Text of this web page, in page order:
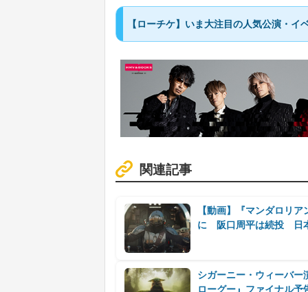
【ローチケ】いま大注目の人気公演・イ
関連記事
【動画】『マンダロリ
に 阪口周平は続投 日
シガーニー・ウィーバ
ローグー』ファイナル予